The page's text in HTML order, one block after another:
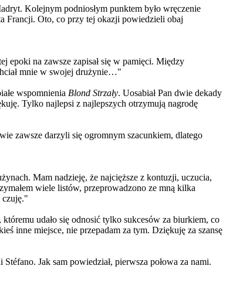
Kolejnym podniosłym punktem było wręczenie
Francji. Oto, co przy tej okazji powiedzieli obaj
epoki na zawsze zapisał się w pamięci. Między
mnie w swojej drużynie…"
wspomnienia Blond Strzały. Uosabiał Pan dwie dekady
Tylko najlepsi z najlepszych otrzymują nagrodę
zawsze darzyli się ogromnym szacunkiem, dlatego
Mam nadzieję, że najcięższe z kontuzji, uczucia,
wiele listów, przeprowadzono ze mną kilka
czuję."
udało się odnosić tylko sukcesów za biurkiem, co
inne miejsce, nie przepadam za tym. Dziękuję za szansę
Jak sam powiedział, pierwsza połowa za nami.